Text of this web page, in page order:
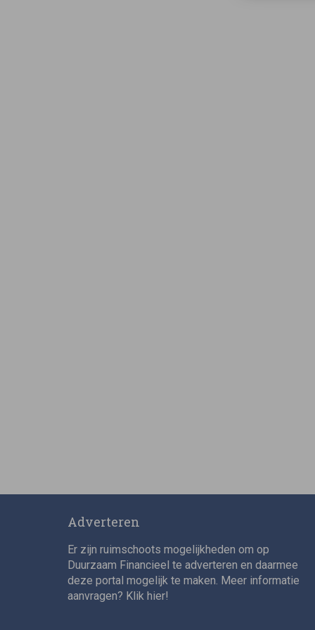
Adverteren
Er zijn ruimschoots mogelijkheden om op
Duurzaam Financieel te adverteren en daarmee
deze portal mogelijk te maken. Meer informatie
aanvragen? Klik hier!